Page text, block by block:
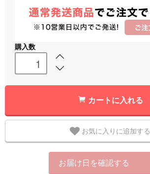
購入数
カートに入れる
お気に入りに追加する
お届け日を確認する